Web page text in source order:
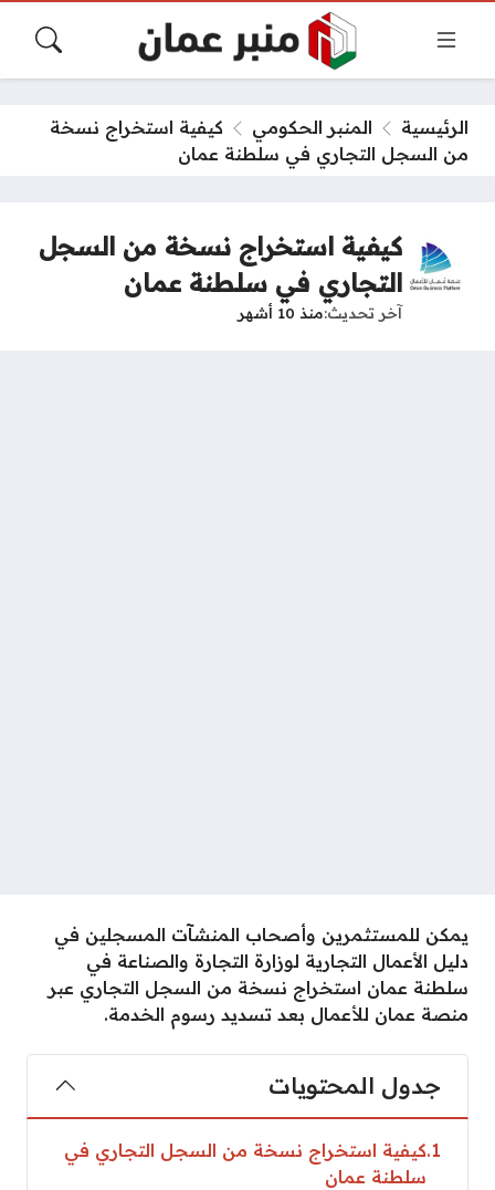
الرئيسية المنبر الحكومي
كيفية استخراج نسخة
من السجل التجاري في سلطنة عمان
كيفية استخراج نسخة من السجل
التجاري في سلطنة عمان
آخر تحديث منذ 10 أشهر
يمكن للمستثمرين وأصحاب المنشآت المسجلين في
دليل الأعمال التجارية لوزارة التجارة والصناعة في
سلطنة عمان استخراج نسخة من السجل التجاري عبر
منصة عمان للأعمال بعد تسديد رسوم الخدمة.
جدول المحتويات
1 كيفية استخراج نسخة من السجل التجاري في
سلطنة عمان